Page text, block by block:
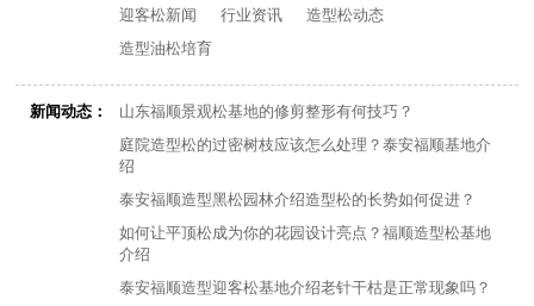
迎客松新闻
行业资讯
造型松动态
造型油松培育
新闻动态：
山东福顺景观松基地的修剪整形有何技巧？
庭院造型松的过密树枝应该怎么处理？泰安福顺基地介
绍
泰安福顺造型黑松园林介绍造型松的长势如何促进？
如何让平顶松成为你的花园设计亮点？福顺造型松基地
介绍
泰安福顺造型迎客松基地介绍老针干枯是正常现象吗？